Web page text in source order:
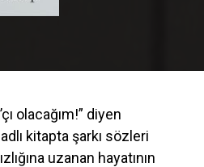
olacağım!” diyen
kitapta şarkı sözleri
uzanan hayatının